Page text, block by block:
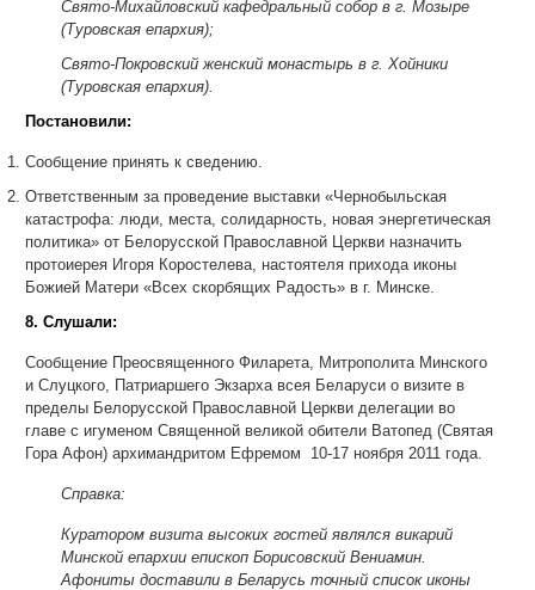
Свято-Михайловский кафедральный собор в г. Мозыре
(Туровская епархия);
Свято-Покровский женский монастырь в г. Хойники
(Туровская епархия).
Постановили:
Сообщение принять к сведению.
Ответственным за проведение выставки «Чернобыльская
катастрофа: люди, места, солидарность, новая энергетическая
политика» от Белорусской Православной Церкви назначить
протоиерея Игоря Коростелева, настоятеля прихода иконы
Божией Матери «Всех скорбящих Радость» в г. Минске.
8. Слушали:
Сообщение Преосвященного Филарета, Митрополита Минского
и Слуцкого, Патриаршего Экзарха всея Беларуси о визите в
пределы Белорусской Православной Церкви делегации во
главе с игуменом Священной великой обители Ватопед (Святая
Гора Афон) архимандритом Ефремом 10-17 ноября 2011 года.
Справка:
Куратором визита высоких гостей являлся викарий
Минской епархии епископ Борисовский Вениамин.
Афониты доставили в Беларусь точный список иконы